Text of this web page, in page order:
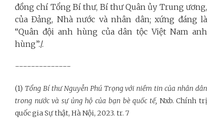
đồng chí Tổng Bí thư, Bí thư Quân ủy Trung ương,
của Đảng, Nhà nước và nhân dân; xứng đáng là
“Quân đội anh hùng của dân tộc Việt Nam anh
hùng”./.
--------------
(1) Tổng Bí thư Nguyễn Phú Trọng với niềm tin của nhân dân
trong nước và sự ủng hộ của bạn bè quốc tế, Nxb. Chính trị
quốc gia Sự thật, Hà Nội, 2023. tr. 7